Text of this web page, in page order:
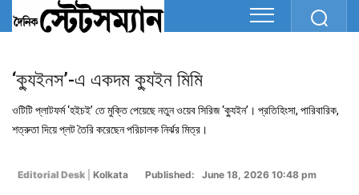
‘ক্যুইনস’-এ একদম ক্যুইন মিমি
ওটিটি প্লাটফর্ম ‘হইচই’ তে মুক্তি পেয়েছে নতুন ওয়েব সিরিজ ‘ক্যুইন’। প্রতিহিংসা, পারিবারিক,
শত্রুতা দিয়ে প্লট তৈরি করেছেন পরিচালক নির্ঝর মিত্র।
Editorial Desk Kolkata Published: June 18, 2026 10:48 pm